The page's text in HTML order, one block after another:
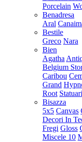
Porcelain
Benadresa
Aral
Bestile
Greco Nara
Bien
Agatha
Belgium
Caribou
Grand
Root
Bisazza
5x5 Canvas
Decori In
Fregi Gloss
Miscele 10